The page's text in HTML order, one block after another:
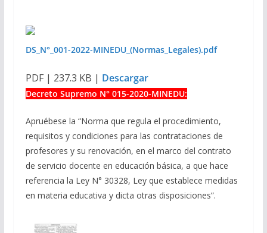
DS_N°_001-2022-MINEDU_(Normas_Legales).pdf
PDF | 237.3 KB | Descargar
Decreto Supremo N° 015-2020-MINEDU:
Apruébese la “Norma que regula el procedimiento,
requisitos y condiciones para las contrataciones de
profesores y su renovación, en el marco del contrato
de servicio docente en educación básica, a que hace
referencia la Ley N° 30328, Ley que establece medidas
en materia educativa y dicta otras disposiciones”.